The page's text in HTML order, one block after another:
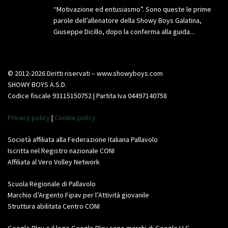
“Motivazione ed entusiasmo”. Sono queste le prime
parole dell’allenatore della Showy Boys Galatina,
Giuseppe Dicillo, dopo la conferma alla guida...
© 2012-2026 Diritti riservati – www.showyboys.com
SHOWY BOYS A.S.D.
Codice fiscale 93115150752 | Partita Iva 04497140758
Privacy policy | Cookie policy
Società affiliata alla Federazione Italiana Pallavolo
Iscritta nel Registro nazionale CONI
Affiliata al Vero Volley Network
Scuola Regionale di Pallavolo
Marchio d’Argento Fipav per l’Attività giovanile
Struttura abilitata Centro CONI